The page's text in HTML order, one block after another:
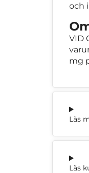
och
VID
mg
Läs
Läs